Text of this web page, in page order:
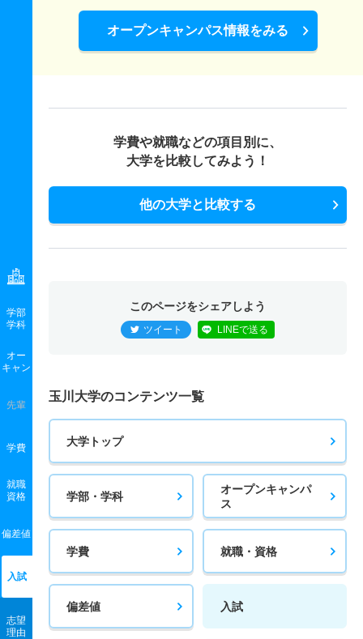
学部
学科
オー
キャン
先輩
学費
就職
資格
偏差値
入試
志望
理由
オープンキャンパス情報をみる
学費や就職などの項目別に、
大学を比較してみよう！
他の大学と比較する
このページをシェアしよう
ツイート LINEで送る
玉川大学のコンテンツ一覧
大学トップ
学部・学科
オープンキャンパ
ス
学費 就職・資格
偏差値 入試